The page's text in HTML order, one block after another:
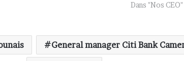
Dans "Nos CEO"
General manager Citi Bank